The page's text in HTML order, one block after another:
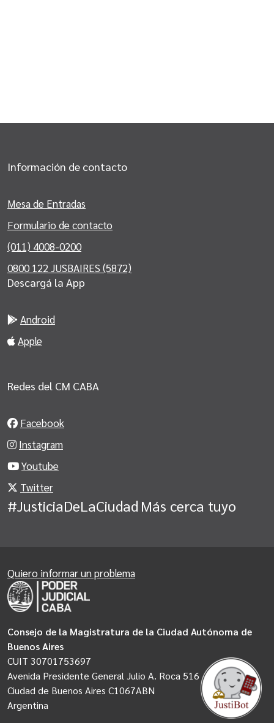
Información de contacto
Mesa de Entradas
Formulario de contacto
(011) 4008-0200
0800 122 JUSBAIRES (5872)
Descargá la App
Android
Apple
Redes del CM CABA
Facebook
Instagram
Youtube
Twitter
#JusticiaDeLaCiudad Más cerca tuyo
Consejo de la Magistratura de la Ciudad Autónoma de
Buenos Aires
CUIT 30701753697
Avenida Presidente General Julio A. Roca 516
Ciudad de Buenos Aires C1067ABN
Argentina
Quiero informar un problema